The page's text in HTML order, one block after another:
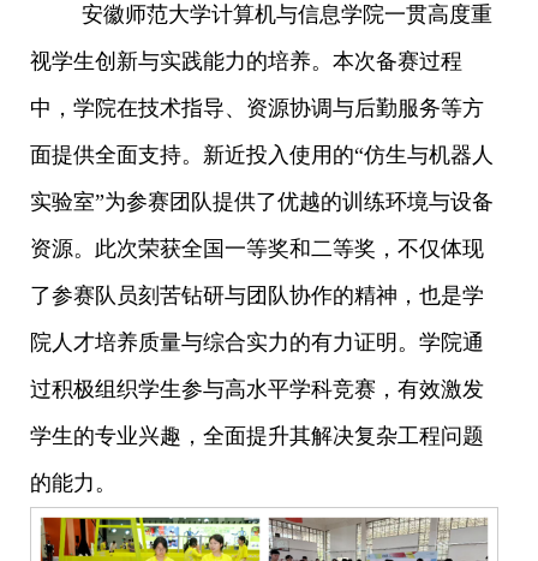
安徽师范大学计算机与信息学院一贯高度重
视学生创新与实践能力的培养。本次备赛过程
中，学院在技术指导、资源协调与后勤服务等方
面提供全面支持。新近投入使用的“仿生与机器人
实验室”为参赛团队提供了优越的训练环境与设备
资源。此次荣获全国一等奖和二等奖，不仅体现
了参赛队员刻苦钻研与团队协作的精神，也是学
院人才培养质量与综合实力的有力证明。学院通
过积极组织学生参与高水平学科竞赛，有效激发
学生的专业兴趣，全面提升其解决复杂工程问题
的能力。